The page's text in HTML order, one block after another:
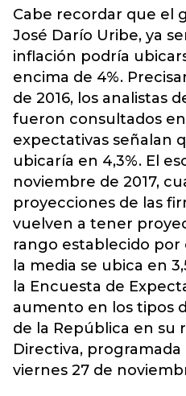
Cabe recordar que el
José Darío Uribe, ya
inflación podría
encima de 4%.
de 2016, los analistas
fueron consultados
expectativas señalan
ubicaría en 4,3%. El
noviembre de 2017,
proyecciones de las
vuelven a tener
rango establecido por
la media se ubica en
la Encuesta de
aumento en los tipos
de la República en su
Directiva, programada
viernes 27 de